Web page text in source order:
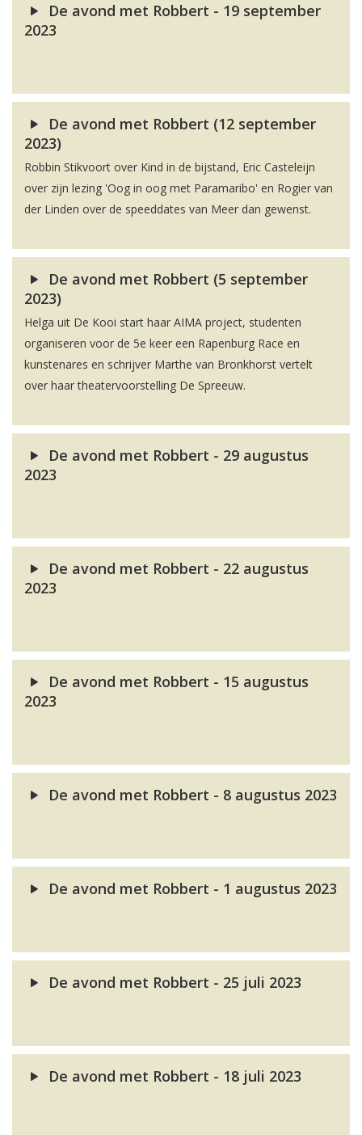
De avond met Robbert - 19 september
2023
De avond met Robbert (12 september
2023)
Robbin Stikvoort over Kind in de bijstand, Eric Casteleijn
over zijn lezing 'Oog in oog met Paramaribo' en Rogier van
der Linden over de speeddates van Meer dan gewenst.
De avond met Robbert (5 september
2023)
Helga uit De Kooi start haar AIMA project, studenten
organiseren voor de 5e keer een Rapenburg Race en
kunstenares en schrijver Marthe van Bronkhorst vertelt
over haar theatervoorstelling De Spreeuw.
De avond met Robbert - 29 augustus
2023
De avond met Robbert - 22 augustus
2023
De avond met Robbert - 15 augustus
2023
De avond met Robbert - 8 augustus 2023
De avond met Robbert - 1 augustus 2023
De avond met Robbert - 25 juli 2023
De avond met Robbert - 18 juli 2023